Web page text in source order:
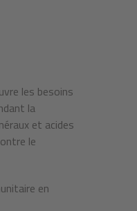
les besoins
la
et acides
le
en